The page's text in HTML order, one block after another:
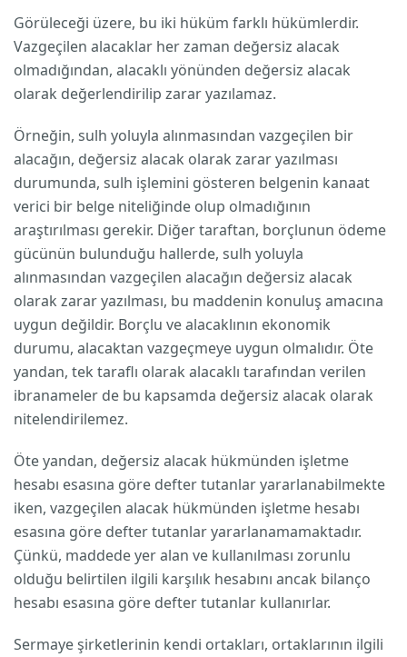
Görüleceği üzere, bu iki hüküm farklı hükümlerdir.
Vazgeçilen alacaklar her zaman değersiz alacak
olmadığından, alacaklı yönünden değersiz alacak
olarak değerlendirilip zarar yazılamaz.
Örneğin, sulh yoluyla alınmasından vazgeçilen bir
alacağın, değersiz alacak olarak zarar yazılması
durumunda, sulh işlemini gösteren belgenin kanaat
verici bir belge niteliğinde olup olmadığının
araştırılması gerekir. Diğer taraftan, borçlunun ödeme
gücünün bulunduğu hallerde, sulh yoluyla
alınmasından vazgeçilen alacağın değersiz alacak
olarak zarar yazılması, bu maddenin konuluş amacına
uygun değildir. Borçlu ve alacaklının ekonomik
durumu, alacaktan vazgeçmeye uygun olmalıdır. Öte
yandan, tek taraflı olarak alacaklı tarafından verilen
ibranameler de bu kapsamda değersiz alacak olarak
nitelendirilemez.
Öte yandan, değersiz alacak hükmünden işletme
hesabı esasına göre defter tutanlar yararlanabilmekte
iken, vazgeçilen alacak hükmünden işletme hesabı
esasına göre defter tutanlar yararlanamamaktadır.
Çünkü, maddede yer alan ve kullanılması zorunlu
olduğu belirtilen ilgili karşılık hesabını ancak bilanço
hesabı esasına göre defter tutanlar kullanırlar.
Sermaye şirketlerinin kendi ortakları, ortaklarının ilgili